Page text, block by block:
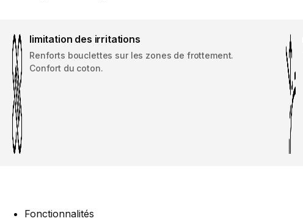
limitation des irritations
Renforts bouclettes sur les zones de frottement.
Confort du coton.
Fonctionnalités